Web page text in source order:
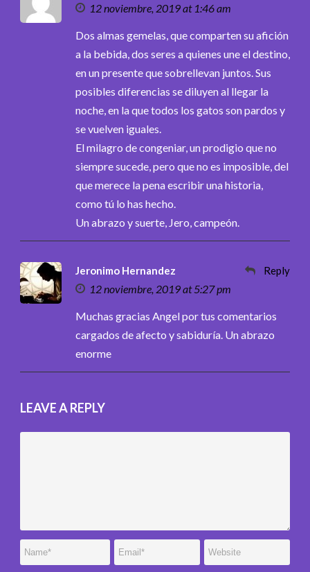
12 noviembre, 2019 at 1:46 am
Dos almas gemelas, que comparten su afición
a la bebida, dos seres a quienes une el destino,
en un presente que sobrellevan juntos. Sus
posibles diferencias se diluyen al llegar la
noche, en la que todos los gatos son pardos y
se vuelven iguales.
El milagro de congeniar, un prodigio que no
siempre sucede, pero que no es imposible, del
que merece la pena escribir una historia,
como tú lo has hecho.
Un abrazo y suerte, Jero, campeón.
Jeronimo Hernandez
12 noviembre, 2019 at 5:27 pm
Reply
Muchas gracias Angel por tus comentarios
cargados de afecto y sabiduría. Un abrazo
enorme
LEAVE A REPLY